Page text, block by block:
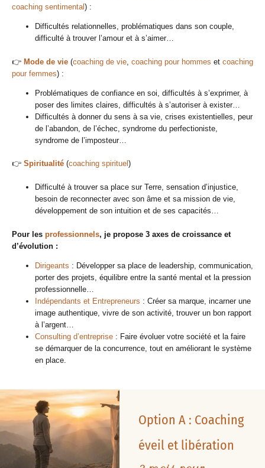
coaching sentimental) :
Difficultés relationnelles, problématiques dans son couple,
difficulté à trouver l’amour et à s’aimer…
👉 Mode de vie (coaching de vie coaching pour hommes et coaching
pour femmes) :
Problématiques de confiance en soi, difficultés à s’exprimer, à
poser des limites claires, difficultés à s’autoriser à exister…
Difficultés à donner du sens à sa vie, crises existentielles, peur
de l’abandon, de l’échec, syndrome du perfectioniste,
syndrome de l’imposteur…
👉 Spiritualité (coaching spirituel )
Difficulté à trouver sa place sur Terre, sensation d’injustice,
besoin de reconnecter avec son âme et sa mission de vie,
développement de son intuition et de ses capacités…
Pour les professionnels, je propose 3 axes de croissance et
d’évolution :
Dirigeants : Développer sa place de leadership, communication,
porter des projets, équilibre entre la santé mental et la pression
professionnelle…
Indépendants et Entrepreneurs : Créer sa marque, incarner une
image authentique, vivre de son activité, trouver un bon rapport
à l’argent…
Consulting d’entreprise : Faire évoluer votre société et la faire
se démarquer de la concurrence, tout en améliorant le système
en place.
Option A : Coaching
éveil et libération